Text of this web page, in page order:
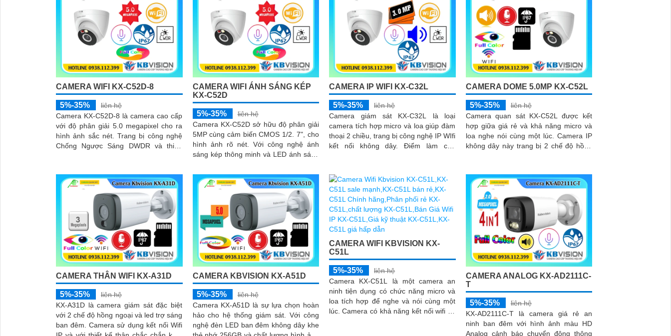
CAMERA WIFI KX-C52D-8
5%-35%
liên hệ
Camera KX-C52D-8 là camera cao cấp
với độ phân giải 5.0 megapixel cho ra
hình ảnh sắc nét. Trang bị công nghệ
Chống Ngược Sáng DWDR và thiếu
CAMERA WIFI ÁNH SÁNG KÉP
KX-C52D
5%-35%
liên hệ
Camera KX-C52D sở hữu độ phân giải
5MP cùng cảm biến CMOS 1/2. 7", cho
hình ảnh rõ nét. Với công nghệ ánh
sáng kép thông minh và LED ánh sáng
CAMERA IP WIFI KX-C32L
5%-35%
liên hệ
Camera giám sát KX-C32L là loại
camera tích hợp micro và loa giúp đàm
thoại 2 chiều, trang bị công nghệ IP WIfi
kết nối không dây. Điểm làm cho
sát ban đêm
CAMERA DOME 5.0MP KX-C52L
5%-35%
liên hệ
Camera quan sát KX-C52L được kết
hợp giữa giá rẻ và khả năng micro và
loa nghe nói cùng một lúc. Camera IP
không dây này trang bị 2 chế độ hồng
cho ra gốc nhìn rộng đáng để tham
khảo
CAMERA THÂN WIFI KX-A31D
5%-35%
liên hệ
KX-A31D là camera giám sát đặc biệt
với 2 chế độ hồng ngoại và led trợ sáng
ban đêm. Camera sử dụng kết nối Wifi
CAMERA KBVISION KX-A51D
5%-35%
liên hệ
Camera KX-A51D là sự lựa chọn hoàn
hảo cho hệ thống giám sát. Với công
nghệ đèn LED ban đêm không dây khe
CAMERA WIFI KBVISION KX-
C51L
5%-35%
liên hệ
Camera KX-C51L là một camera an
ninh tiện dụng có chức năng micro và
loa tích hợp để nghe và nói cùng một
lúc. Camera có khả năng kết nối wifi và
CAMERA ANALOG KX-AD2111C-
T
5%-35%
liên hệ
KX-AD2111C-T là camera giá rẻ an
ninh ban đêm với hình ảnh màu HD
Analog cảnh báo chuyển động thông